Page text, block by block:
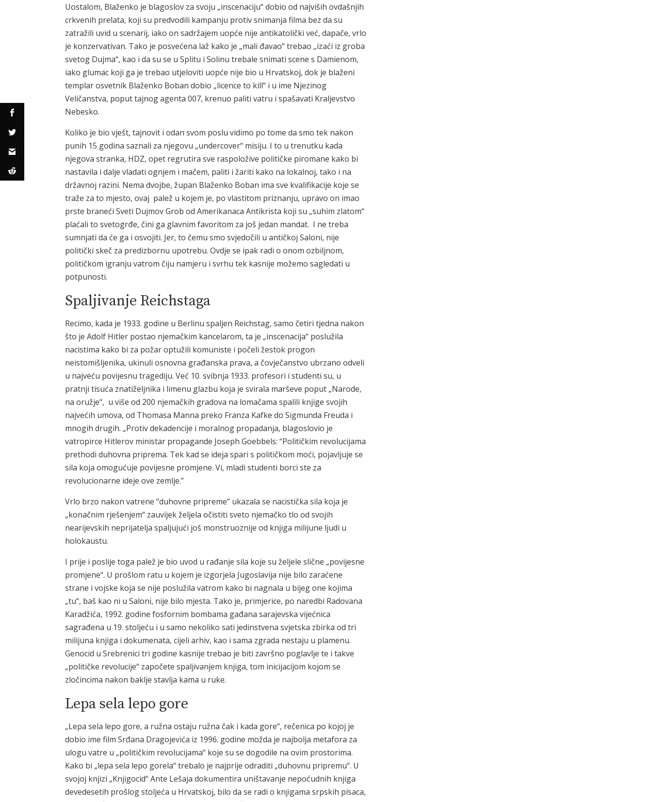
Uostalom, Blaženko je blagoslov za svoju „inscenaciju“ dobio od najviših ovdašnjih
crkvenih prelata, koji su predvodili kampanju protiv snimanja filma bez da su
zatražili uvid u scenarij, iako on sadržajem uopće nije antikatolički već, dapače, vrlo
je konzervativan. Tako je posvećena laž kako je „mali đavao“ trebao „izaći iz groba
svetog Dujma“, kao i da su se u Splitu i Solinu trebale snimati scene s Damienom,
iako glumac koji ga je trebao utjeloviti uopće nije bio u Hrvatskoj, dok je blaženi
templar osvetnik Blaženko Boban dobio „licence to kill“ i u ime Njezinog
Veličanstva, poput tajnog agenta 007, krenuo paliti vatru i spašavati Kraljevstvo
Nebesko.
Koliko je bio vješt, tajnovit i odan svom poslu vidimo po tome da smo tek nakon
punih 15 godina saznali za njegovu „undercover“ misiju. I to u trenutku kada
njegova stranka, HDZ, opet regrutira sve raspoložive političke piromane kako bi
nastavila i dalje vladati ognjem i mačem, paliti i žariti kako na lokalnoj, tako i na
državnoj razini. Nema dvojbe, župan Blaženko Boban ima sve kvalifikacije koje se
traže za to mjesto, ovaj palež u kojem je, po vlastitom priznanju, upravo on imao
prste braneći Sveti Dujmov Grob od Amerikanaca Antikrista koji su „suhim zlatom“
plaćali to svetogrđe, čini ga glavnim favoritom za još jedan mandat. I ne treba
sumnjati da će ga i osvojiti. Jer, to čemu smo svjedočili u antičkoj Saloni, nije
politički skeč za predizbornu upotrebu. Ovdje se ipak radi o onom ozbiljnom,
političkom igranju vatrom čiju namjeru i svrhu tek kasnije možemo sagledati u
potpunosti.
Spaljivanje Reichstaga
Recimo, kada je 1933. godine u Berlinu spaljen Reichstag, samo četiri tjedna nakon
što je Adolf Hitler postao njemačkim kancelarom, ta je „inscenacija“ poslužila
nacistima kako bi za požar optužili komuniste i počeli žestok progon
neistomišljenika, ukinuli osnovna građanska prava, a čovječanstvo ubrzano odveli
u najveću povijesnu tragediju. Već 10. svibnja 1933. profesori i studenti su, u
pratnji tisuća znatiželjnika i limenu glazbu koja je svirala marševe poput „Narode,
na oružje“, u više od 200 njemačkih gradova na lomačama spalili knjige svojih
najvećih umova, od Thomasa Manna preko Franza Kafke do Sigmunda Freuda i
mnogih drugih. „Protiv dekadencije i moralnog propadanja, blagoslovio je
vatropirce Hitlerov ministar propagande Joseph Goebbels: “Političkim revolucijama
prethodi duhovna priprema. Tek kad se ideja spari s političkom moći, pojavljuje se
sila koja omogućuje povijesne promjene. Vi, mladi studenti borci ste za
revolucionarne ideje ove zemlje.”
Vrlo brzo nakon vatrene “duhovne pripreme” ukazala se nacistička sila koja je
„konačnim rješenjem“ zauvijek željela očistiti sveto njemačko tlo od svojih
nearijevskih neprijatelja spaljujući još monstruoznije od knjiga milijune ljudi u
holokaustu.
I prije i poslije toga palež je bio uvod u rađanje sila koje su željele slične „povijesne
promjene“. U prošlom ratu u kojem je izgorjela Jugoslavija nije bilo zaraćene
strane i vojske koja se nije poslužila vatrom kako bi nagnala u bijeg one kojima
„tu“, baš kao ni u Saloni, nije bilo mjesta. Tako je, primjerice, po naredbi Radovana
Karadžića, 1992. godine fosfornim bombama gađana sarajevska vijećnica
sagrađena u 19. stoljeću i u samo nekoliko sati jedinstvena svjetska zbirka od tri
milijuna knjiga i dokumenata, cijeli arhiv, kao i sama zgrada nestaju u plamenu.
Genocid u Srebrenici tri godine kasnije trebao je biti završno poglavlje te i takve
„političke revolucije“ započete spaljivanjem knjiga, tom inicijacijom kojom se
zločincima nakon baklje stavlja kama u ruke.
Lepa sela lepo gore
„Lepa sela lepo gore, a ružna ostaju ružna čak i kada gore“, rečenica po kojoj je
dobio ime film Srđana Dragojevića iz 1996. godine možda je najbolja metafora za
ulogu vatre u „političkim revolucijama“ koje su se dogodile na ovim prostorima.
Kako bi „lepa sela lepo gorela“ trebalo je najprije odraditi „duhovnu pripremu“. U
svojoj knjizi „Knjigocid“ Ante Lešaja dokumentira uništavanje nepoćudnih knjiga
devedesetih prošlog stoljeća u Hrvatskoj, bilo da se radi o knjigama srpskih pisaca,